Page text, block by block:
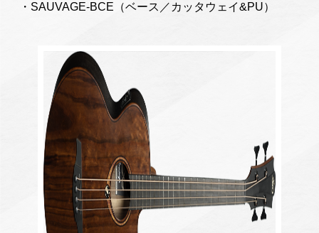
・SAUVAGE-BCE（ベース／カッタウェイ&PU）